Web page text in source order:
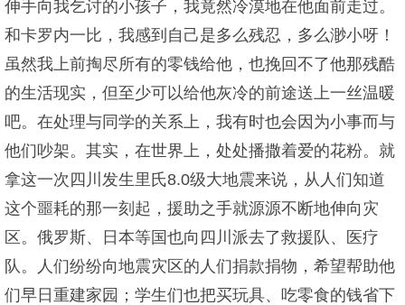
伸手向我乞讨的小孩子，我竟然冷漠地在他面前走过。
和卡罗内一比，我感到自己是多么残忍，多么渺小呀！
虽然我上前掏尽所有的零钱给他，也挽回不了他那残酷
的生活现实，但至少可以给他灰冷的前途送上一丝温暖
吧。在处理与同学的关系上，我有时也会因为小事而与
他们吵架。其实，在世界上，处处播撒着爱的花粉。就
拿这一次四川发生里氏8.0级大地震来说，从人们知道
这个噩耗的那一刻起，援助之手就源源不断地伸向灾
区。俄罗斯、日本等国也向四川派去了救援队、医疗
队。人们纷纷向地震灾区的人们捐款捐物，希望帮助他
们早日重建家园；学生们也把买玩具、吃零食的钱省下